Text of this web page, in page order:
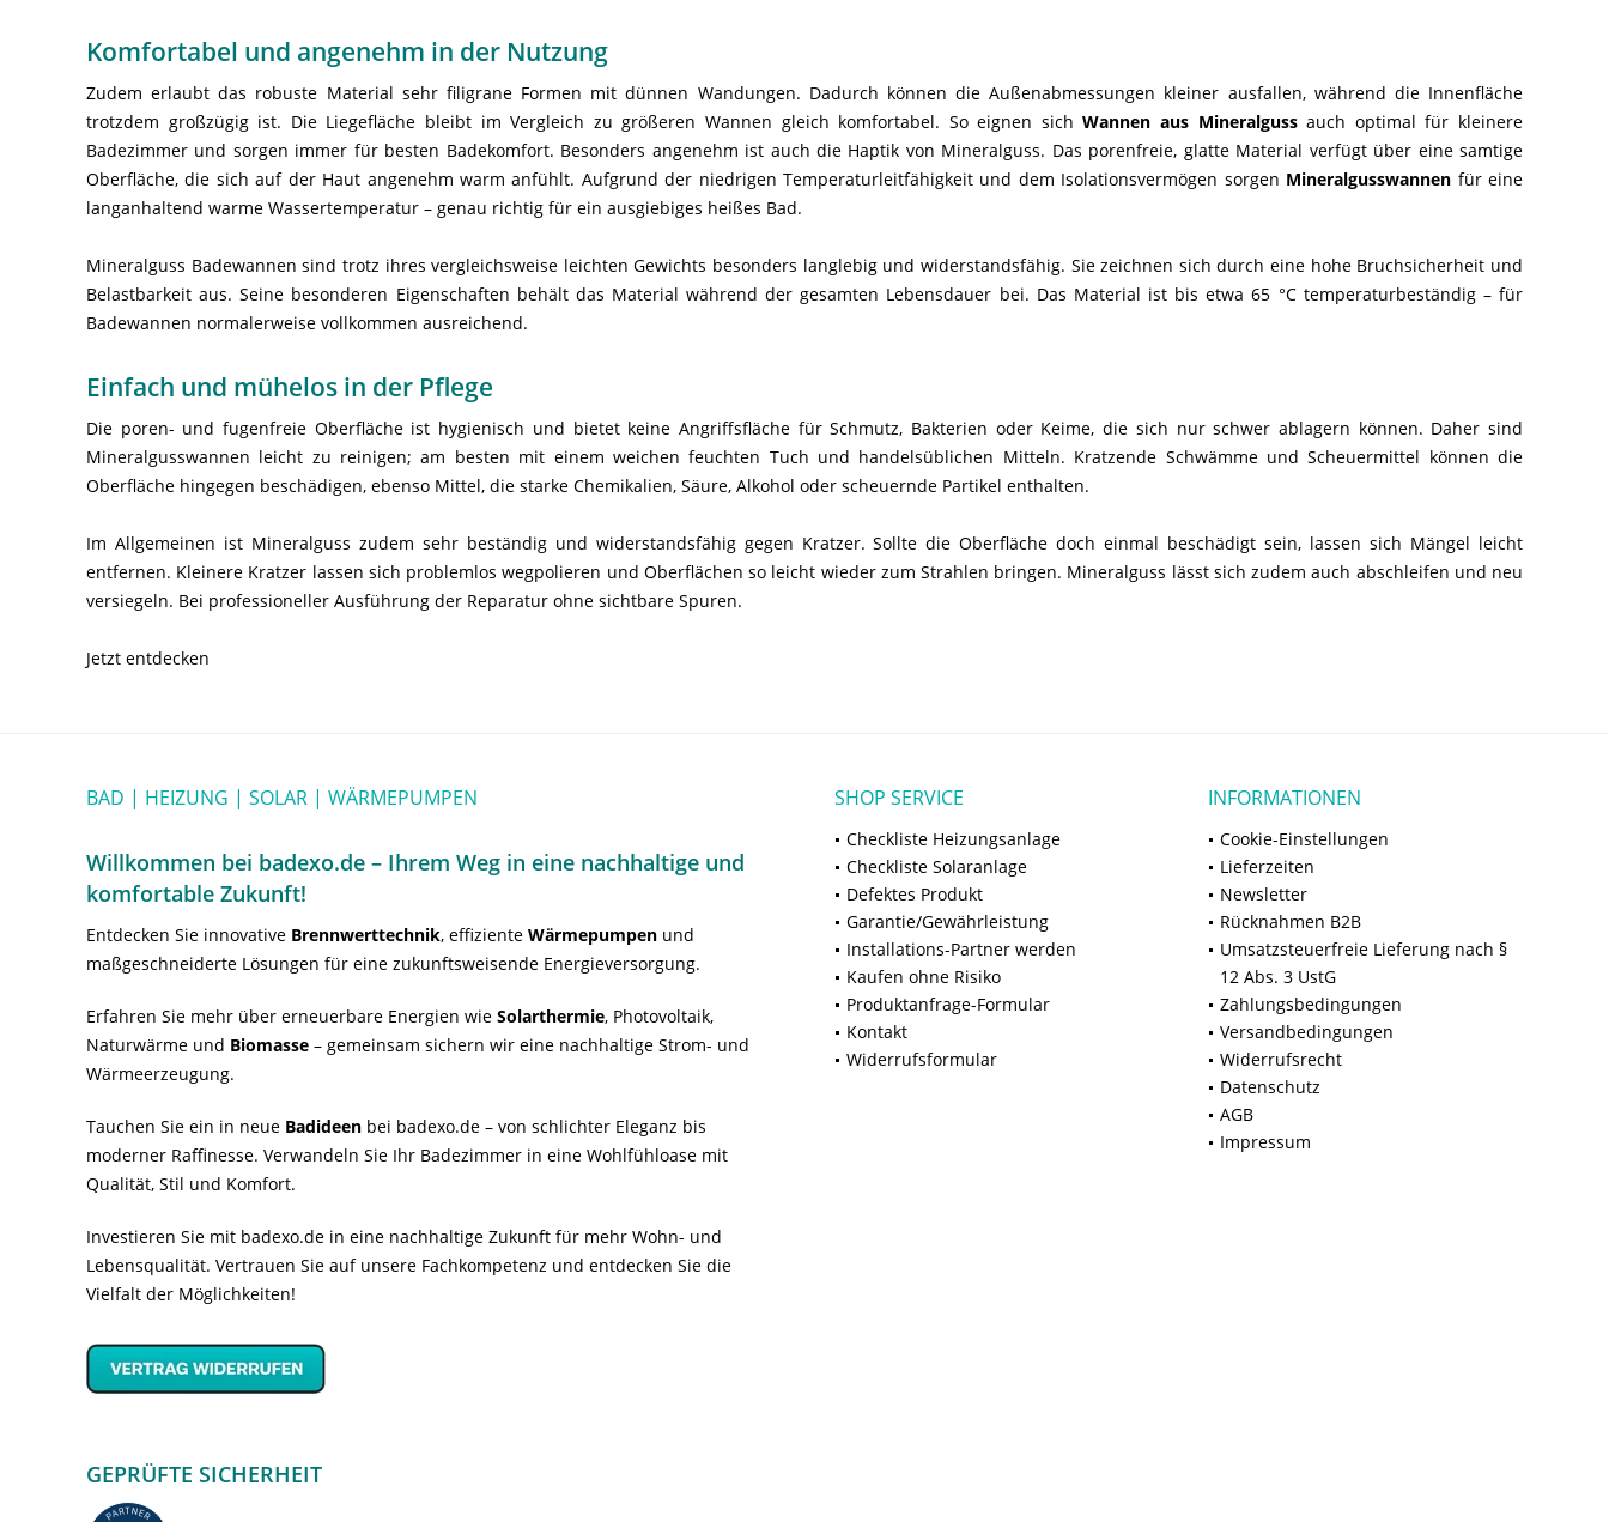
Komfortabel und angenehm in der Nutzung
Zudem erlaubt das robuste Material sehr filigrane Formen mit dünnen Wandungen. Dadurch können die Außenabmessungen kleiner ausfallen, während die Innenfläche
trotzdem großzügig ist. Die Liegefläche bleibt im Vergleich zu größeren Wannen gleich komfortabel. So eignen sichWannen aus Mineralgussauch optimal für kleinere
Badezimmer und sorgen immer für besten Badekomfort. Besonders angenehm ist auch die Haptik von Mineralguss. Das porenfreie, glatte Material verfügt über eine samtige
Oberfläche, die sich auf der Haut angenehm warm anfühlt. Aufgrund der niedrigen Temperaturleitfähigkeit und dem Isolationsvermögen sorgen Mineralgusswannen für eine
langanhaltend warme Wassertemperatur – genau richtig für ein ausgiebiges heißes Bad.
Mineralguss Badewannen sind trotz ihres vergleichsweise leichten Gewichts besonders langlebig und widerstandsfähig. Sie zeichnen sich durch eine hohe Bruchsicherheit und
Belastbarkeit aus. Seine besonderen Eigenschaften behält das Material während der gesamten Lebensdauer bei. Das Material ist bis etwa 65 °C temperaturbeständig – für
Badewannen normalerweise vollkommen ausreichend.
Einfach und mühelos in der Pflege
Die poren- und fugenfreie Oberfläche ist hygienisch und bietet keine Angriffsfläche für Schmutz, Bakterien oder Keime, die sich nur schwer ablagern können. Daher sind
Mineralgusswannen leicht zu reinigen; am besten mit einem weichen feuchten Tuch und handelsüblichen Mitteln. Kratzende Schwämme und Scheuermittel können die
Oberfläche hingegen beschädigen, ebenso Mittel, die starke Chemikalien, Säure, Alkohol oder scheuernde Partikel enthalten.
Im Allgemeinen ist Mineralguss zudem sehr beständig und widerstandsfähig gegen Kratzer. Sollte die Oberfläche doch einmal beschädigt sein, lassen sich Mängel leicht
entfernen. Kleinere Kratzer lassen sich problemlos wegpolieren und Oberflächen so leicht wieder zum Strahlen bringen. Mineralguss lässt sich zudem auch abschleifen und neu
versiegeln. Bei professioneller Ausführung der Reparatur ohne sichtbare Spuren.
Jetzt entdecken
BAD | HEIZUNG | SOLAR | WÄRMEPUMPEN
Willkommen bei badexo.de – Ihrem Weg in eine nachhaltige und
komfortable Zukunft!
Entdecken Sie innovative Brennwerttechnik, effiziente Wärmepumpen und
maßgeschneiderte Lösungen für eine zukunftsweisende Energieversorgung.
Erfahren Sie mehr über erneuerbare Energien wie Solarthermie, Photovoltaik,
Naturwärme und Biomasse – gemeinsam sichern wir eine nachhaltige Strom- und
Wärmeerzeugung.
Tauchen Sie ein in neue Badideen bei badexo.de – von schlichter Eleganz bis
moderner Raffinesse. Verwandeln Sie Ihr Badezimmer in eine Wohlfühloase mit
Qualität, Stil und Komfort.
Investieren Sie mit badexo.de in eine nachhaltige Zukunft für mehr Wohn- und
Lebensqualität. Vertrauen Sie auf unsere Fachkompetenz und entdecken Sie die
Vielfalt der Möglichkeiten!
GEPRÜFTE SICHERHEIT
SHOP SERVICE
Checkliste Heizungsanlage
Checkliste Solaranlage
Defektes Produkt
Garantie/Gewährleistung
Installations-Partner werden
Kaufen ohne Risiko
Produktanfrage-Formular
Kontakt
Widerrufsformular
INFORMATIONEN
Cookie-Einstellungen
Lieferzeiten
Newsletter
Rücknahmen B2B
Umsatzsteuerfreie Lieferung nach §
12 Abs. 3 UstG
Zahlungsbedingungen
Versandbedingungen
Widerrufsrecht
Datenschutz
AGB
Impressum